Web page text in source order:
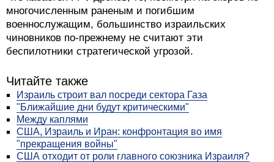
многочисленным раненым и погибшим
военнослужащим, большинство израильских
чиновников по-прежнему не считают эти
беспилотники стратегической угрозой.
Читайте также
Израиль строит вал посреди сектора Газа
"Ближайшие дни будут критическими"
Между каплями
США, Израиль и Иран: конфронтация во имя
"прекращения войны"
США отходит от роли главного союзника Израиля?